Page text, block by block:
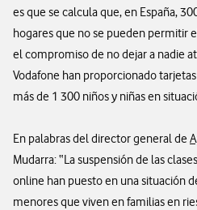
es que se calcula que, en España,
hogares que no se pueden permitir
el compromiso de no dejar a nadie
Vodafone han proporcionado
más de 1 300 niños y niñas en
En palabras del director general de
Mudarra: “La suspensión de las
online han puesto en una situación
menores que viven en familias en